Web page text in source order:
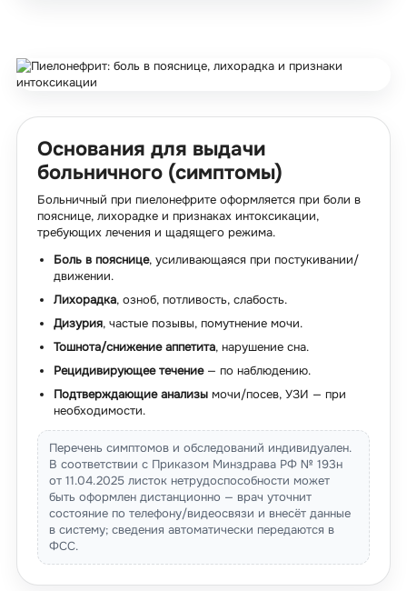
Основания для выдачи
больничного (симптомы)
Больничный при пиелонефрите оформляется при боли в
пояснице, лихорадке и признаках интоксикации,
требующих лечения и щадящего режима.
Боль в пояснице, усиливающаяся при постукивании/
движении.
Лихорадка, озноб, потливость, слабость.
Дизурия, частые позывы, помутнение мочи.
Тошнота/снижение аппетита, нарушение сна.
Рецидивирующее течение— по наблюдению.
Подтверждающие анализымочи/посев, УЗИ — при
необходимости.
Перечень симптомов и обследований индивидуален.
В соответствии с Приказом Минздрава РФ № 193н
от 11.04.2025 листок нетрудоспособности может
быть оформлен дистанционно — врач уточнит
состояние по телефону/видеосвязи и внесёт данные
в систему; сведения автоматически передаются в
ФСС.